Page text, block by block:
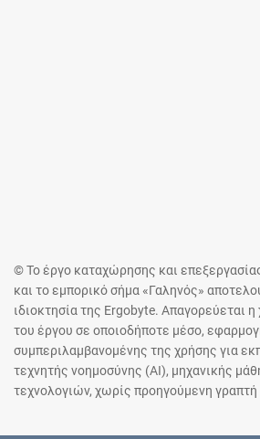
© Το έργο καταχώρησης και
και το εμπορικό σήμα «Γαληνός»
ιδιοκτησία της Ergobyte. Απαγορεύεται
του έργου σε οποιοδήποτε μέσο,
συμπεριλαμβανομένης της χρήσης για
τεχνητής νοημοσύνης (AI), μηχανικής
τεχνολογιών, χωρίς προηγούμενη γραπτή